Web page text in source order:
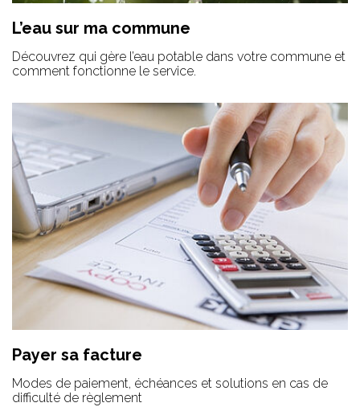
L’eau sur ma commune
Découvrez qui gère l’eau potable dans votre commune et
comment fonctionne le service.
Payer sa facture
Modes de paiement, échéances et solutions en cas de
difficulté de règlement